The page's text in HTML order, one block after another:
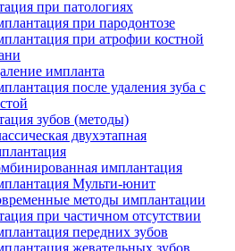
при патологиях
при пародонтозе
при атрофии костной
импланта
после удаления зуба с
зубов (методы)
двухэтапная
имплантация
Мульти-юнит
методы имплантации
при частичном отсутствии
передних зубов
жевательных зубов